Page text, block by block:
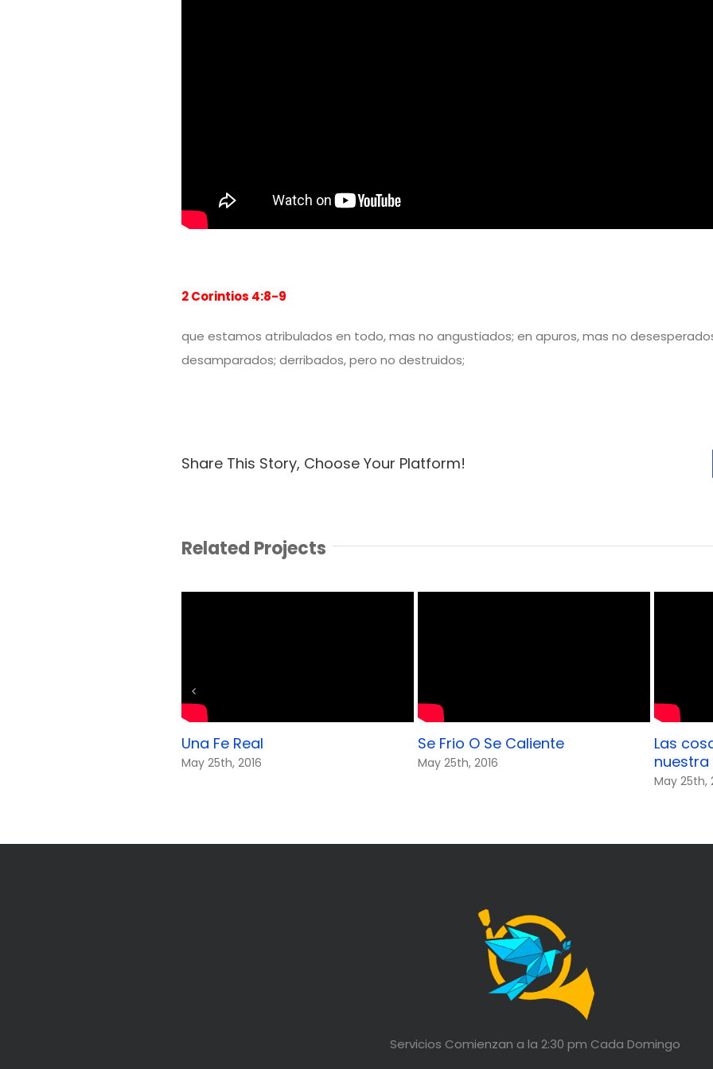
2 Corintios 4:8-9
que estamos atribulados en todo, mas no angustiados; en apuros, mas no
desamparados; derribados, pero no destruidos;
Share This Story, Choose Your Platform!
Related Projects
Una Fe Real
May 25th, 2016
Se Frio O Se Caliente
May 25th, 2016
Las
nuestra
May 25th,
Servicios Comienzan a la 2:30 pm Cada Domingo